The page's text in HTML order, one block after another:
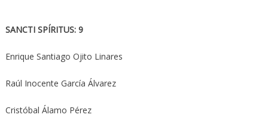
SANCTI SPÍRITUS: 9
Enrique Santiago Ojito Linares
Raúl Inocente García Álvarez
Cristóbal Álamo Pérez